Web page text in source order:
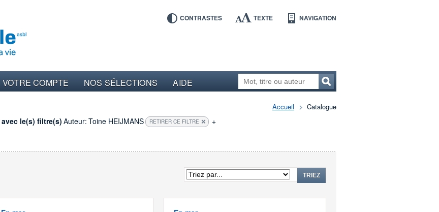
CONTRASTES TEXTE NAVIGATION
VOTRE COMPTE NOS SÉLECTIONS AIDE
Accueil Catalogue
le(s) filtre(s) Auteur: Toine HEIJMANS RETIRER CE FILTRE
+
TRIEZ